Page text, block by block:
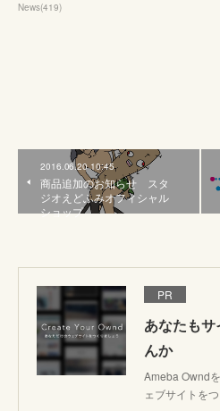
News(419)
2016.06.20 10:45
商品追加のお知らせ スタ
ジオえどふみオフィシャル
ショップ
PR
あなたも
んか
Ameba Ownd
ェブサイトを